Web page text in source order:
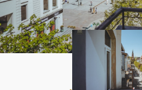
materacem / krzesełka
/nocnika / wanienki